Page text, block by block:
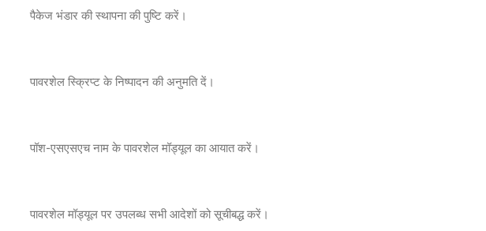
पैकेज भंडार की स्थापना की पुष्टि करें।
पावरशेल स्क्रिप्ट के निष्पादन की अनुमति दें।
पॉश-एसएसएच नाम के पावरशेल मॉड्यूल का आयात करें।
पावरशेल मॉड्यूल पर उपलब्ध सभी आदेशों को सूचीबद्ध करें।